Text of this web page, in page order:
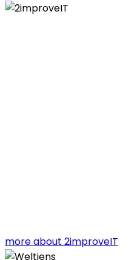
more about 2improveIT